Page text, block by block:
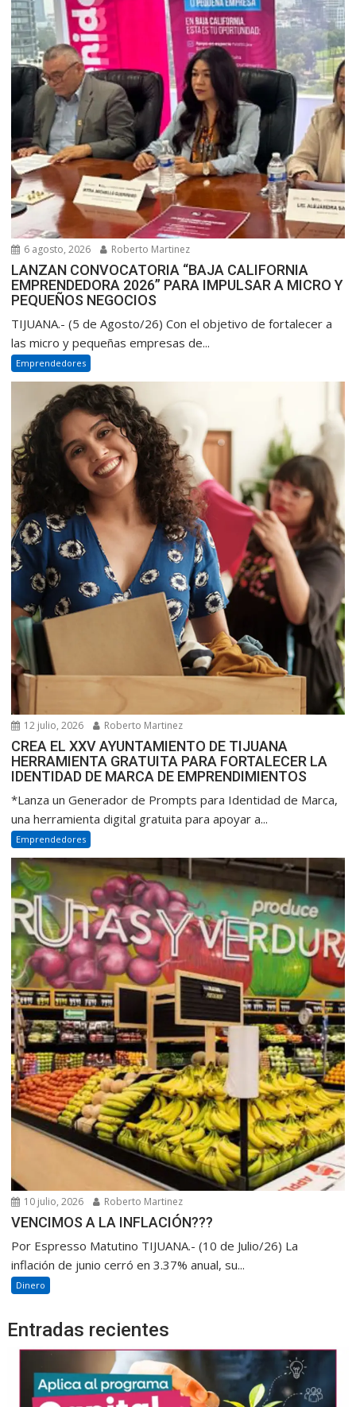
6 agosto, 2026 Roberto Martinez
LANZAN CONVOCATORIA “BAJA CALIFORNIA
EMPRENDEDORA 2026” PARA IMPULSAR A MICRO Y
PEQUEÑOS NEGOCIOS
TIJUANA.- (5 de Agosto/26) Con el objetivo de fortalecer a
las micro y pequeñas empresas de...
Emprendedores
12 julio, 2026 Roberto Martinez
CREA EL XXV AYUNTAMIENTO DE TIJUANA
HERRAMIENTA GRATUITA PARA FORTALECER LA
IDENTIDAD DE MARCA DE EMPRENDIMIENTOS
*Lanza un Generador de Prompts para Identidad de Marca,
una herramienta digital gratuita para apoyar a...
Emprendedores
10 julio, 2026 Roberto Martinez
VENCIMOS A LA INFLACIÓN???
Por Espresso Matutino TIJUANA.- (10 de Julio/26) La
inflación de junio cerró en 3.37% anual, su...
Dinero
Entradas recientes